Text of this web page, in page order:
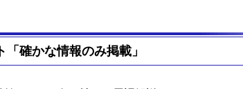
確かな情報のみ掲載」